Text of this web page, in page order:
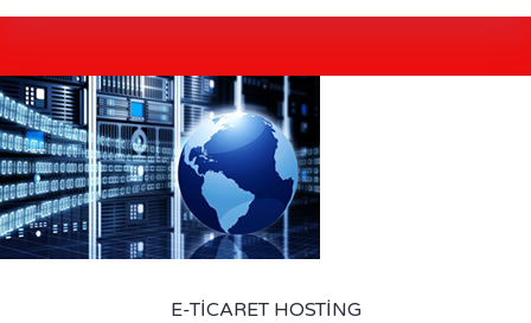
E-TICARET HOSTING